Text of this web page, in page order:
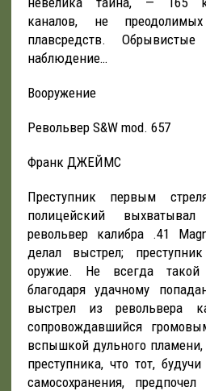
каналов, не
плавсредств. Обрывистые
наблюдение…
Вооружение
Револьвер S&W mod. 657
Франк ДЖЕЙМС
Преступник первым
полицейский
револьвер калибра .41
делал выстрел;
оружие. Не всегда такой
благодаря удачному
выстрел из револьвера
сопровождавшийся
вспышкой дульного
преступника, что тот,
самосохранения,